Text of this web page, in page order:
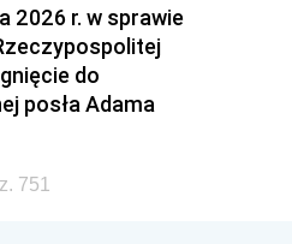
2026 r. w sprawie
do
posła Adama
751